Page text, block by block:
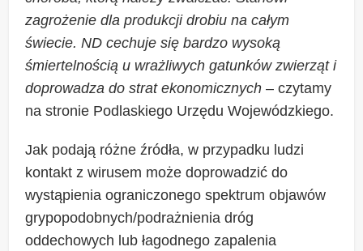
zagrożenie dla produkcji drobiu na całym
świecie. ND cechuje się bardzo wysoką
śmiertelnością u wrażliwych gatunków zwierząt i
doprowadza do strat ekonomicznych – czytamy
na stronie Podlaskiego Urzędu Wojewódzkiego.
Jak podają różne źródła, w przypadku ludzi
kontakt z wirusem może doprowadzić do
wystąpienia ograniczonego spektrum objawów
grypopodobnych/podrażnienia dróg
oddechowych lub łagodnego zapalenia